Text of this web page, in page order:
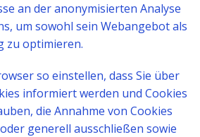
an der anonymisierten Analyse
um sowohl sein Webangebot als
zu optimieren.
so einstellen, dass Sie über
informiert werden und Cookies
die Annahme von Cookies
generell ausschließen sowie